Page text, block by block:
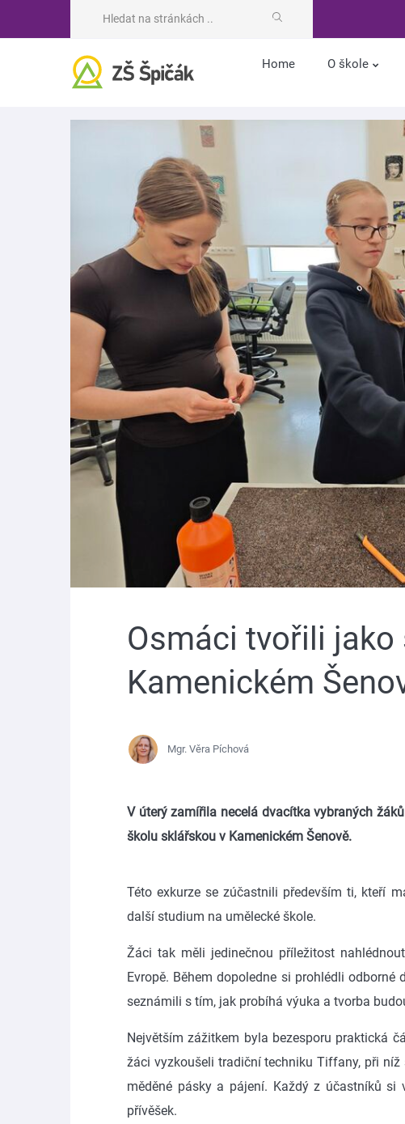
Home O škole
Osmáci tvořili
Kamenickém
Mgr. Věra Píchová
V úterý zamířila necelá dvacítka vybraných
školu sklářskou v Kamenickém Šenově.
Této exkurze se zúčastnili především ti, kteří
další studium na umělecké škole.
Žáci tak měli jedinečnou příležitost
Evropě. Během dopoledne si prohlédli
seznámili s tím, jak probíhá výuka a tvorba
Největším zážitkem byla bezesporu praktická
žáci vyzkoušeli tradiční techniku Tiffany, při
měděné pásky a pájení. Každý z účastníků si
přívěšek.